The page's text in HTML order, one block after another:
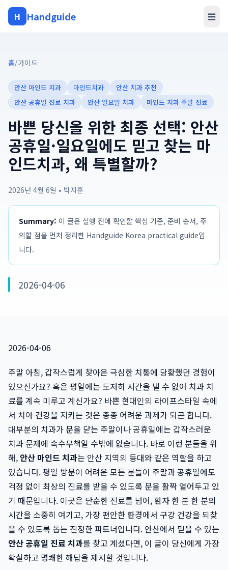
H Handguide ☰
홈/가이드
안산 마인드 치과 마인드치과
안산 치과 추천
안산 공휴일 진료 치과
안산 일요일 치과 마인드 치과 주말 진료
바쁜 당신을 위한 최종 선택: 안산
공휴일·일요일에도 믿고 찾는 마
인드치과, 왜 특별할까?
2026년 4월 6일 • 박지훈
Summary: 이 글은 실행 전에 확인할 핵심 기준, 준비 순서, 주
의할 점을 먼저 정리한 Handguide Korea practical guide입
니다.
2026-04-06
2026-04-06
주말 아침, 갑작스럽게 찾아온 극심한 치통에 당황했던 경험이
있으신가요? 혹은 평일에는 도저히 시간을 낼 수 없어 치과 치
료를 계속 미루고 계신가요? 바쁜 현대인의 라이프스타일 속에
서 치아 건강을 지키는 것은 종종 어려운 과제가 되곤 합니다.
대부분의 치과가 문을 닫는 주말이나 공휴일에는 갑작스러운
치과 문제에 속수무책일 수밖에 없습니다. 바로 이런 분들을 위
해, 안산 마인드 치과는 안산 지역의 등대와 같은 역할을 하고
있습니다. 평일 방문이 어려운 모든 분들이 주말과 공휴일에도
걱정 없이 최상의 진료를 받을 수 있도록 문을 활짝 열어두고 있
기 때문입니다. 이곳은 단순한 진료를 넘어, 환자 한 분 한 분의
시간을 소중히 여기고, 가장 편안한 환경에서 구강 건강을 되찾
을 수 있도록 돕는 진정한 파트너입니다. 안산에서 믿을 수 있는
안산 공휴일 진료 치과를 찾고 계셨다면, 이 글이 당신에게 가장
확실하고 명쾌한 해답을 제시할 것입니다.